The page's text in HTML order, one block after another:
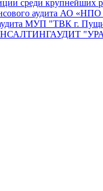
среди крупнейших
аудита АО
МУП "ТВК г.